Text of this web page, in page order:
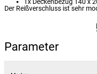
Der Reißverschluss ist sehr
wir, die Bettwäsche auf der
Parameter